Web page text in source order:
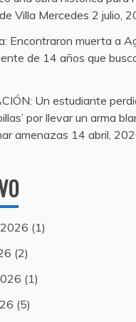
Villa Mercedes 2 julio,
Encontraron muerta a
de 14 años que
Un estudiante
por llevar un arma
amenazas 14 abril,
(1)
(2)
(1)
(5)